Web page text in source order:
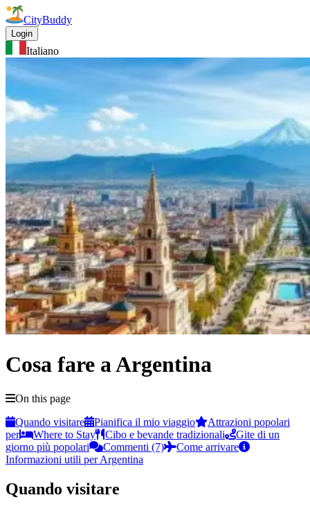
CityBuddy
Login
Italiano
Cosa fare a Argentina
On this page
Quando visitare
Pianifica il mio viaggio
Attrazioni popolari
per
Where to Stay Cibo e bevande tradizionali
Gite di un
giorno più popolari
Commenti (7)
Come arrivare
Informazioni utili per Argentina
Quando visitare